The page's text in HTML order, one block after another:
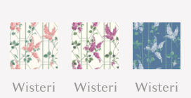
Wisteri
Wisteri
Wisteri